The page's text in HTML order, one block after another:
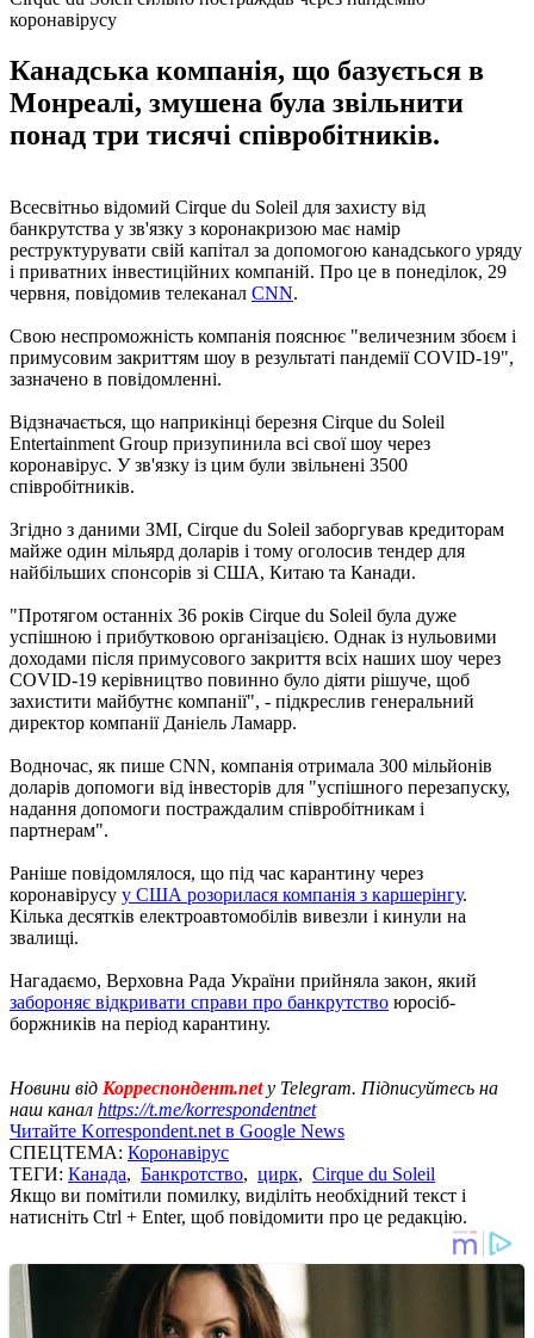
коронавірусу
Канадська компанія, що базується в
Монреалі, змушена була звільнити
понад три тисячі співробітників.
Всесвітньо відомий Cirque du Soleil для захисту від
банкрутства у зв'язку з коронакризою має намір
реструктурувати свій капітал за допомогою канадського уряду
і приватних інвестиційних компаній. Про це в понеділок, 29
червня, повідомив телеканал CNN.
Свою неспроможність компанія пояснює "величезним збоєм і
примусовим закриттям шоу в результаті пандемії COVID-19",
зазначено в повідомленні.
Відзначається, що наприкінці березня Cirque du Soleil
Entertainment Group призупинила всі свої шоу через
коронавірус. У зв'язку із цим були звільнені 3500
співробітників.
Згідно з даними ЗМІ, Cirque du Soleil заборгував кредиторам
майже один мільярд доларів і тому оголосив тендер для
найбільших спонсорів зі США, Китаю та Канади.
"Протягом останніх 36 років Cirque du Soleil була дуже
успішною і прибутковою організацією. Однак із нульовими
доходами після примусового закриття всіх наших шоу через
COVID-19 керівництво повинно було діяти рішуче, щоб
захистити майбутнє компанії", - підкреслив генеральний
директор компанії Даніель Ламарр.
Водночас, як пише CNN, компанія отримала 300 мільйонів
доларів допомоги від інвесторів для "успішного перезапуску,
надання допомоги постраждалим співробітникам і
партнерам".
Раніше повідомлялося, що під час карантину через
коронавірусу у США розорилася компанія з каршерінгу.
Кілька десятків електроавтомобілів вивезли і кинули на
звалищі.
Нагадаємо, Верховна Рада України прийняла закон, який
забороняє відкривати справи про банкрутство юросіб-
боржників на період карантину.
Новини від Корреспондент.netу Telegram. Підписуйтесь на
наш канал https://t.me/korrespondentnet
Читайте Korrespondent.net в Google News
СПЕЦТЕМА: Коронавірус
ТЕГИ: Канада, Банкротство, цирк, Cirque du Soleil
Якщо ви помітили помилку, виділіть необхідний текст і
натисніть Ctrl + Enter, щоб повідомити про це редакцію.